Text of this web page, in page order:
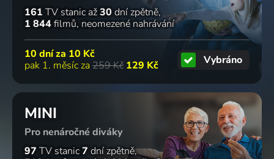
161 TV stanic až30 dní zpětně
1 844filmů neomezené nahrávání
10 dní za 10 Kč
pak 1. měsíc za 259 Kč 129 Kč Vybráno
MINI
Pro nenáročné diváky
97 TV stanic7 dní zpětně